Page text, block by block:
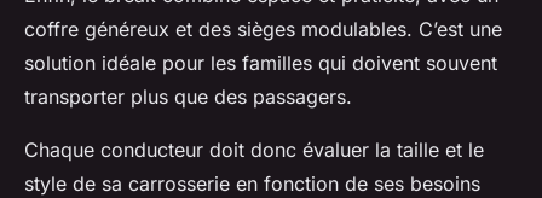
coffre généreux et des sièges modulables. C’est une
solution idéale pour les familles qui doivent souvent
transporter plus que des passagers.
Chaque conducteur doit donc évaluer la taille et le
style de sa carrosserie en fonction de ses besoins